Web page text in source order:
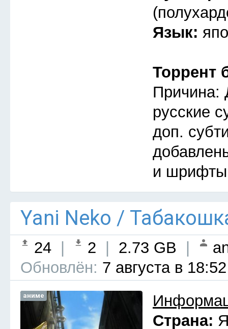
Язык:
Торрент
Причина:
русские
доп.
и
Yani Neko /
24 2 2.73 GB
Обновлён: 7 августа в 18:52
аниме
Страна: